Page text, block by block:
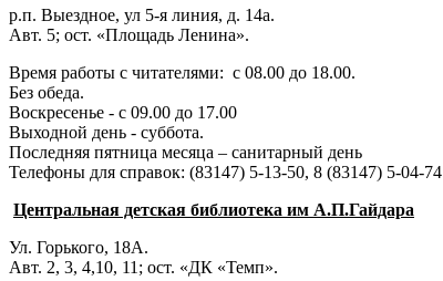
р.п. Выездное, ул 5-я линия, д. 14а.
Авт. 5; ост. «Площадь Ленина».
Время работы с читателями: с 08.00 до 18.00.
Без обеда.
Воскресенье - с 09.00 до 17.00
Выходной день - суббота.
Последняя пятница месяца – санитарный день
Телефоны для справок: (83147) 5-13-50, 8 (83147) 5-04-74
Центральная детская библиотека им А.П.Гайдара
Ул. Горького, 18А.
Авт. 2, 3, 4,10, 11; ост. «ДК «Темп».